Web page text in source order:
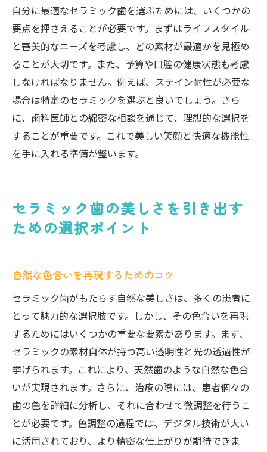
自分に最適なセラミック歯を選ぶためには、いくつかの
要点を押さえることが必要です。まずはライフスタイル
と審美的なニーズを考慮し、どの素材が最適かを見極め
ることが大切です。また、予算や口腔の健康状態も考慮
しなければなりません。例えば、ステイン耐性が必要な
場合は特定のセラミックを選ぶと良いでしょう。さら
に、歯科医師との綿密な相談を通じて、理想的な選択を
することが重要です。これで美しい笑顔と快適な機能性
を手に入れる準備が整います。
セラミック歯の美しさを引き出す
ための選択ポイント
自然な色合いを再現するためのコツ
セラミック歯がもたらす自然な美しさは、多くの患者に
とって魅力的な選択肢です。しかし、その色合いを再現
するためにはいくつかの重要な要素があります。まず、
セラミックの素材自体が持つ高い透明性と光の透過性が
挙げられます。これにより、天然歯のような自然な色合
いが実現されます。さらに、治療の際には、患者個々の
歯の色を詳細に分析し、それに合わせて微調整を行うこ
とが必要です。色調整の過程では、デジタル技術が大い
に活用されており、より精密な仕上がりが期待できま